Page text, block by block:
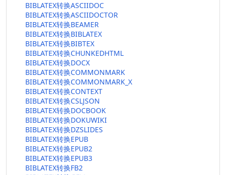
BIBLATEX转换ASCIIDOC
BIBLATEX转换ASCIIDOCTOR
BIBLATEX转换BEAMER
BIBLATEX转换BIBLATEX
BIBLATEX转换BIBTEX
BIBLATEX转换CHUNKEDHTML
BIBLATEX转换DOCX
BIBLATEX转换COMMONMARK
BIBLATEX转换COMMONMARK_X
BIBLATEX转换CONTEXT
BIBLATEX转换CSLJSON
BIBLATEX转换DOCBOOK
BIBLATEX转换DOKUWIKI
BIBLATEX转换DZSLIDES
BIBLATEX转换EPUB
BIBLATEX转换EPUB2
BIBLATEX转换EPUB3
BIBLATEX转换FB2